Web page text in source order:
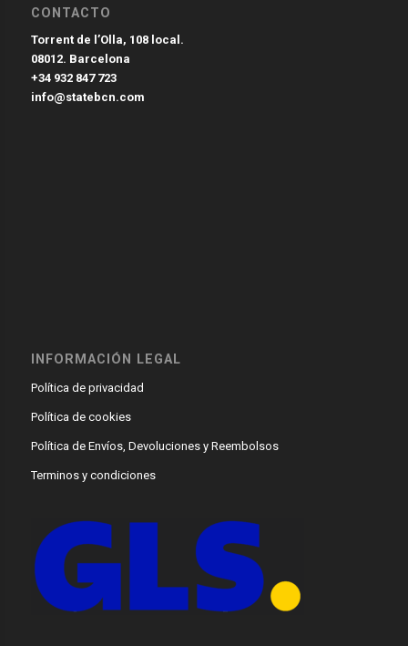
CONTACTO
Torrent de l’Olla, 108 local.
08012. Barcelona
+34 932 847 723
info@statebcn.com
INFORMACIÓN LEGAL
Política de privacidad
Política de cookies
Política de Envíos, Devoluciones y Reembolsos
Terminos y condiciones